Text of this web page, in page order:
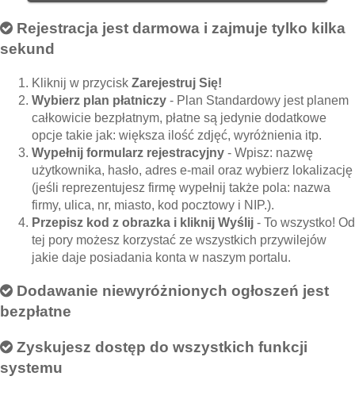
Rejestracja jest darmowa i zajmuje tylko kilka
sekund
Kliknij w przycisk Zarejestruj Się!
Wybierz plan płatniczy - Plan Standardowy jest planem
całkowicie bezpłatnym, płatne są jedynie dodatkowe
opcje takie jak: większa ilość zdjęć, wyróżnienia itp.
Wypełnij formularz rejestracyjny - Wpisz: nazwę
użytkownika, hasło, adres e-mail oraz wybierz lokalizację
(jeśli reprezentujesz firmę wypełnij także pola: nazwa
firmy, ulica, nr, miasto, kod pocztowy i NIP.).
Przepisz kod z obrazka i kliknij Wyślij - To wszystko! Od
tej pory możesz korzystać ze wszystkich przywilejów
jakie daje posiadania konta w naszym portalu.
Dodawanie niewyróżnionych ogłoszeń jest
bezpłatne
Zyskujesz dostęp do wszystkich funkcji
systemu